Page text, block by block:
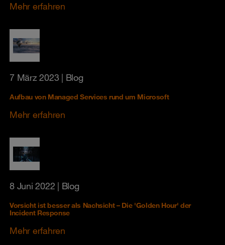
Mehr erfahren
7 März 2023 | Blog
Aufbau von Managed Services rund um Microsoft
Mehr erfahren
8 Juni 2022 | Blog
Vorsicht ist besser als Nachsicht – Die 'Golden Hour' der
Incident Response
Mehr erfahren